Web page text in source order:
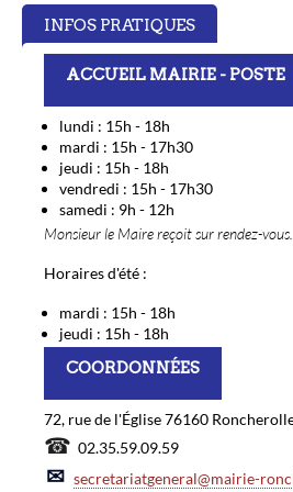
INFOS PRATIQUES
ACCUEIL MAIRIE - POSTE
lundi : 15h - 18h
mardi : 15h - 17h30
jeudi : 15h - 18h
vendredi : 15h - 17h30
samedi : 9h - 12h
Monsieur le Maire reçoit sur rendez-vous.
Horaires d'été :
mardi : 15h - 18h
jeudi : 15h - 18h
COORDONNÉES
72, rue de l'Église 76160
☎ 02.35.59.09.59
✉ secretariatgeneral@mairie-